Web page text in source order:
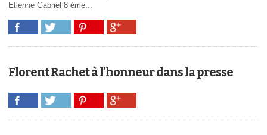
Etienne Gabriel 8 éme...
Florent Rachet à l’honneur dans la presse